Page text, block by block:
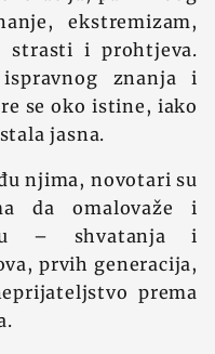
ekstremizam,
strasti i prohtjeva.
znanja i
se oko istine, iako
jasna.
njima, novotari su
da omalovaže i
– shvatanja i
prvih generacija,
prema